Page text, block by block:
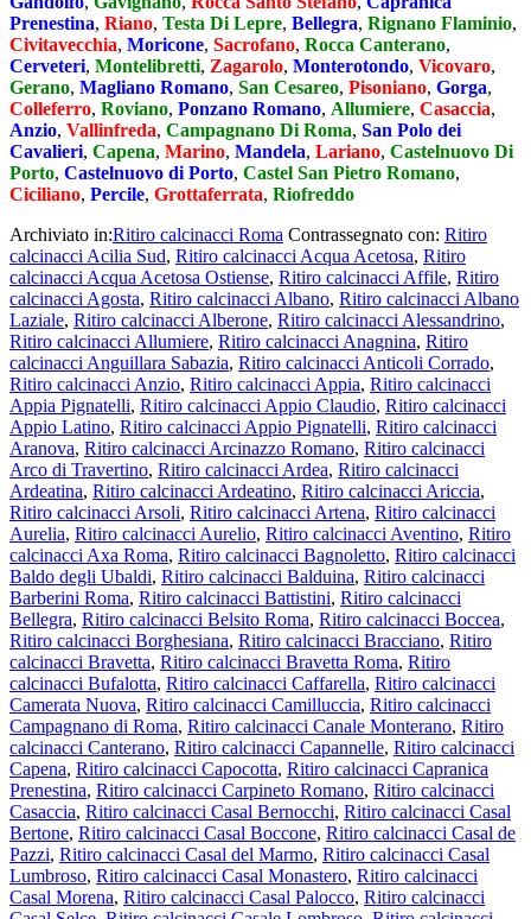
Prenestina, Riano, Testa Di Lepre, Bellegra, Rignano Flaminio,
Civitavecchia, Moricone, Sacrofano, Rocca Canterano,
Cerveteri, Montelibretti, Zagarolo, Monterotondo, Vicovaro,
Gerano, Magliano Romano, San Cesareo, Pisoniano, Gorga,
Colleferro, Roviano, Ponzano Romano, Allumiere, Casaccia,
Anzio, Vallinfreda, Campagnano Di Roma, San Polo dei
Cavalieri, Capena, Marino, Mandela, Lariano, Castelnuovo Di
Porto, Castelnuovo di Porto, Castel San Pietro Romano,
Ciciliano, Percile, Grottaferrata, Riofreddo
Archiviato in:Ritiro calcinacci Roma Contrassegnato con: Ritiro
calcinacci Acilia Sud, Ritiro calcinacci Acqua Acetosa, Ritiro
calcinacci Acqua Acetosa Ostiense, Ritiro calcinacci Affile, Ritiro
calcinacci Agosta, Ritiro calcinacci Albano, Ritiro calcinacci Albano
Laziale, Ritiro calcinacci Alberone, Ritiro calcinacci Alessandrino,
Ritiro calcinacci Allumiere, Ritiro calcinacci Anagnina, Ritiro
calcinacci Anguillara Sabazia, Ritiro calcinacci Anticoli Corrado,
Ritiro calcinacci Anzio, Ritiro calcinacci Appia, Ritiro calcinacci
Appia Pignatelli, Ritiro calcinacci Appio Claudio, Ritiro calcinacci
Appio Latino, Ritiro calcinacci Appio Pignatelli, Ritiro calcinacci
Aranova, Ritiro calcinacci Arcinazzo Romano, Ritiro calcinacci
Arco di Travertino, Ritiro calcinacci Ardea, Ritiro calcinacci
Ardeatina, Ritiro calcinacci Ardeatino, Ritiro calcinacci Ariccia,
Ritiro calcinacci Arsoli, Ritiro calcinacci Artena, Ritiro calcinacci
Aurelia, Ritiro calcinacci Aurelio, Ritiro calcinacci Aventino, Ritiro
calcinacci Axa Roma, Ritiro calcinacci Bagnoletto, Ritiro calcinacci
Baldo degli Ubaldi, Ritiro calcinacci Balduina, Ritiro calcinacci
Barberini Roma, Ritiro calcinacci Battistini, Ritiro calcinacci
Bellegra, Ritiro calcinacci Belsito Roma, Ritiro calcinacci Boccea,
Ritiro calcinacci Borghesiana, Ritiro calcinacci Bracciano, Ritiro
calcinacci Bravetta, Ritiro calcinacci Bravetta Roma, Ritiro
calcinacci Bufalotta, Ritiro calcinacci Caffarella, Ritiro calcinacci
Camerata Nuova, Ritiro calcinacci Camilluccia, Ritiro calcinacci
Campagnano di Roma, Ritiro calcinacci Canale Monterano, Ritiro
calcinacci Canterano, Ritiro calcinacci Capannelle, Ritiro calcinacci
Capena, Ritiro calcinacci Capocotta, Ritiro calcinacci Capranica
Prenestina, Ritiro calcinacci Carpineto Romano, Ritiro calcinacci
Casaccia, Ritiro calcinacci Casal Bernocchi, Ritiro calcinacci Casal
Bertone, Ritiro calcinacci Casal Boccone, Ritiro calcinacci Casal de
Pazzi, Ritiro calcinacci Casal del Marmo, Ritiro calcinacci Casal
Lumbroso, Ritiro calcinacci Casal Monastero, Ritiro calcinacci
Casal Morena, Ritiro calcinacci Casal Palocco, Ritiro calcinacci